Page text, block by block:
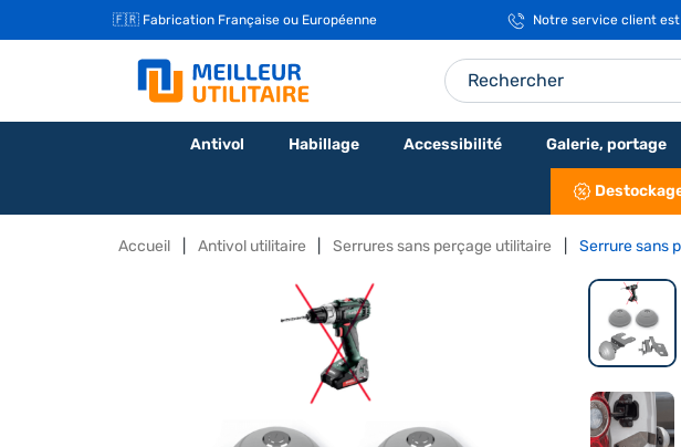
🇫🇷 Fabrication Française ou Européenne Notre service client est
Antivol Habillage Accessibilité Galerie, portage
Accueil Antivol utilitaire Serrures sans perçage utilitaire Serrure sans